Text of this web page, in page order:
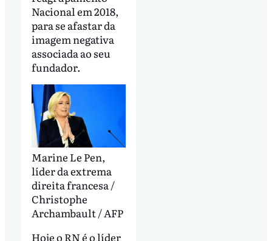
Nacional em 2018,
para se afastar da
imagem negativa
associada ao seu
fundador.
Marine Le Pen,
líder da extrema
direita francesa /
Christophe
Archambault / AFP
Hoje o RN é o líder